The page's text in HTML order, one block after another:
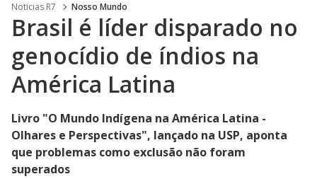
Noticias R7 Nosso Mundo
Brasil é líder disparado no
genocídio de índios na
América Latina
Livro "O Mundo Indígena na América Latina -
Olhares e Perspectivas", lançado na USP, aponta
que problemas como exclusão não foram
superados